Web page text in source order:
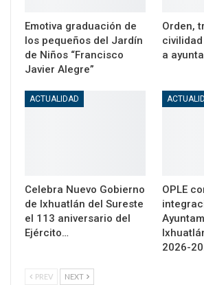
Emotiva graduación de
los pequeños del Jardín
de Niños “Francisco
Javier Alegre”
Orden,
a
ACTUALIDAD
Celebra Nuevo Gobierno
de Ixhuatlán del Sureste
el 113 aniversario del
Ejército…
OPLE
2026-
PREV NEXT